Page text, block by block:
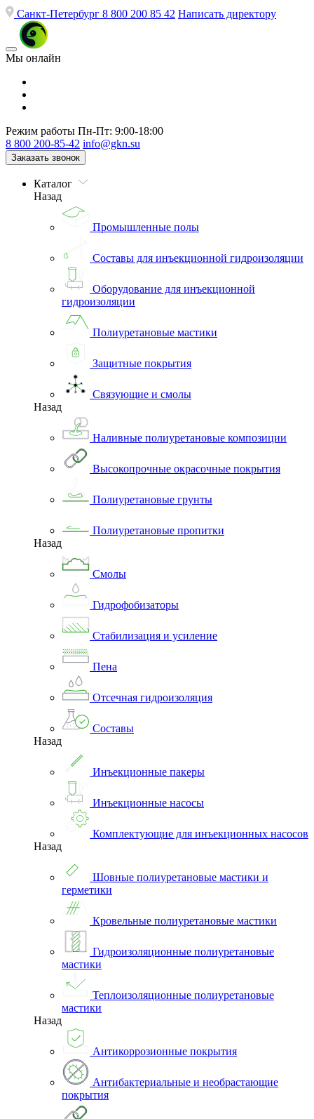
Санкт-Петербург 8 800 200 85 42 Написать директору
Мы онлайн
Режим работы Пн-Пт: 9:00-18:00
8 800 200-85-42 info@gkn.su
Заказать звонок
Каталог
Назад
Промышленные полы
Составы для инъекционной гидроизоляции
Оборудование для инъекционной
гидроизоляции
Полиуретановые мастики
Защитные покрытия
Связующие и смолы
Назад
Наливные полиуретановые композиции
Высокопрочные окрасочные покрытия
Полиуретановые грунты
Полиуретановые пропитки
Назад
Смолы
Гидрофобизаторы
Стабилизация и усиление
Пена
Отсечная гидроизоляция
Составы
Назад
Инъекционные пакеры
Инъекционные насосы
Комплектующие для инъекционных насосов
Назад
Шовные полиуретановые мастики и
герметики
Кровельные полиуретановые мастики
Гидроизоляционные полиуретановые
мастики
Теплоизоляционные полиуретановые
мастики
Назад
Антикоррозионные покрытия
Антибактериальные и необрастающие
покрытия